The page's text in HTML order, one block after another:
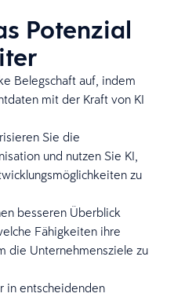
Potenzial
Belegschaft auf, indem
mit der Kraft von KI
Sie die
und nutzen Sie KI,
zu
besseren Überblick
Fähigkeiten ihre
die Unternehmensziele zu
in entscheidenden